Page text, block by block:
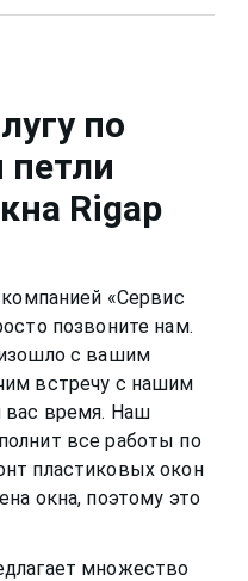
собственный,
которые
испортить
резину.
хотя бы немного
оно может
и теплыми
по
петли
Rigap
«Сервис
позвоните нам.
с вашим
встречу с нашим
вас время. Наш
все работы по
пластиковых окон
окна, поэтому это
множество